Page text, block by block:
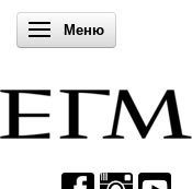
Включи навигацията
Меню